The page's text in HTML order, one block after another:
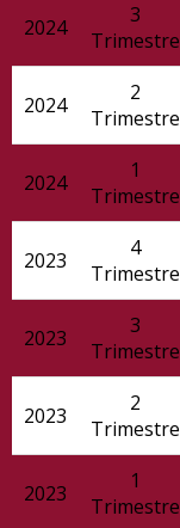
2024
3
Trimestre
2024
2
Trimestre
2024
1
Trimestre
2023
4
Trimestre
2023
3
Trimestre
2023
2
Trimestre
2023
1
Trimestre